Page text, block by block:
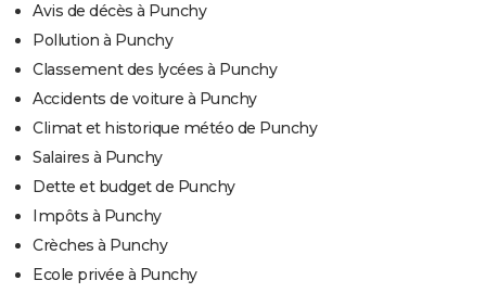
Avis de décès à Punchy
Pollution à Punchy
Classement des lycées à Punchy
Accidents de voiture à Punchy
Climat et historique météo de Punchy
Salaires à Punchy
Dette et budget de Punchy
Impôts à Punchy
Crèches à Punchy
Ecole privée à Punchy